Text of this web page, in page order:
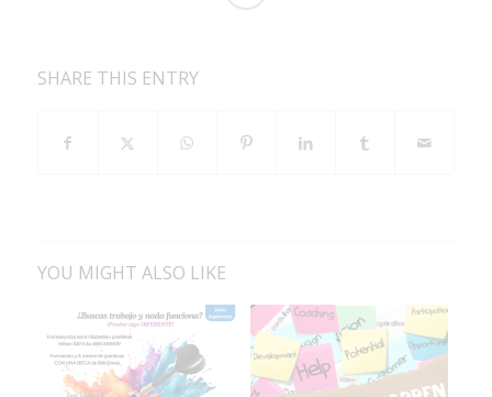
SHARE THIS ENTRY
YOU MIGHT ALSO LIKE